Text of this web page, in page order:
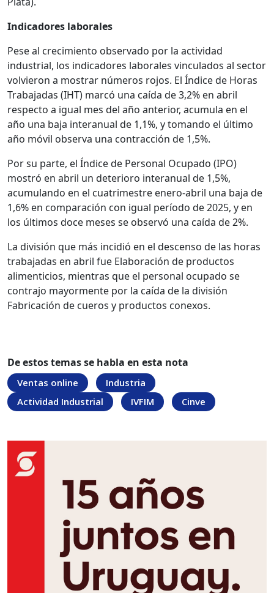
Indicadores laborales
Pese al crecimiento observado por la actividad
industrial, los indicadores laborales vinculados al sector
volvieron a mostrar números rojos. El Índice de Horas
Trabajadas (IHT) marcó una caída de 3,2% en abril
respecto a igual mes del año anterior, acumula en el
año una baja interanual de 1,1%, y tomando el último
año móvil observa una contracción de 1,5%.
Por su parte, el Índice de Personal Ocupado (IPO)
mostró en abril un deterioro interanual de 1,5%,
acumulando en el cuatrimestre enero-abril una baja de
1,6% en comparación con igual período de 2025, y en
los últimos doce meses se observó una caída de 2%.
La división que más incidió en el descenso de las horas
trabajadas en abril fue Elaboración de productos
alimenticios, mientras que el personal ocupado se
contrajo mayormente por la caída de la división
Fabricación de cueros y productos conexos.
De estos temas se habla en esta nota
Ventas online
Industria
Actividad Industrial
IVFIM Cinve